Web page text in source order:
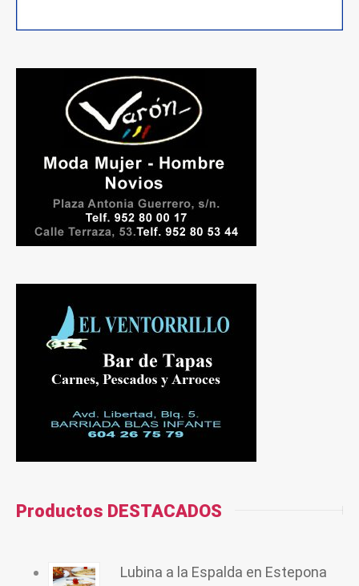
Productos DESTACADOS
Lubina a la Espalda en Estepona